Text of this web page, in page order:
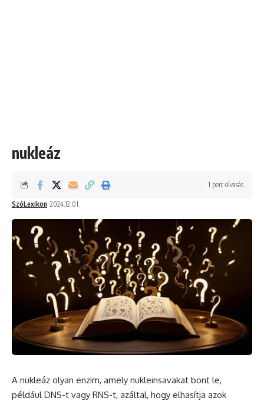
nukleáz
SzóLexikon 2024.12.01.
1 perc olvasás
A nukleáz olyan enzim, amely nukleinsavakat bont le,
például DNS-t vagy RNS-t, azáltal, hogy elhasítja azok